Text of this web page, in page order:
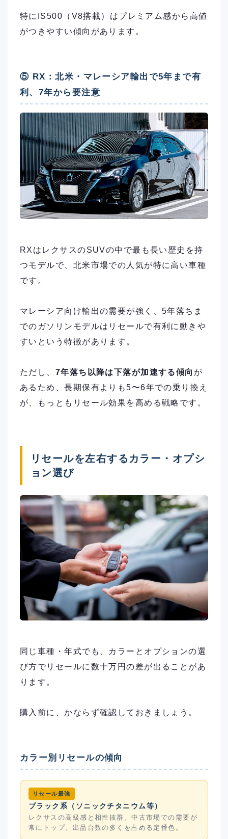
特にIS500（V8搭載）はプレミアム感から高値
がつきやすい傾向があります。
⑤ RX：北米・マレーシア輸出で5年まで有
利、7年から要注意
RXはレクサスのSUVの中で最も長い歴史を持
つモデルで、北米市場での人気が特に高い車種
です。
マレーシア向け輸出の需要が強く、5年落ちま
でのガソリンモデルはリセールで有利に動きや
すいという特徴があります。
ただし、 7年落ち以降は下落が加速する傾向 が
あるため、長期保有よりも5〜6年での乗り換え
が、もっともリセール効果を高める戦略です。
リセールを左右するカラー・オプシ
ョン選び
同じ車種・年式でも、カラーとオプションの選
び方でリセールに数十万円の差が出ることがあ
ります。
購入前に、かならず確認しておきましょう。
カラー別リセールの傾向
リセール最強
ブラック系（ソニックチタニウム等）
レクサスの高級感と相性抜群。中古市場での需要が
常にトップ。出品台数の多くを占める定番色。